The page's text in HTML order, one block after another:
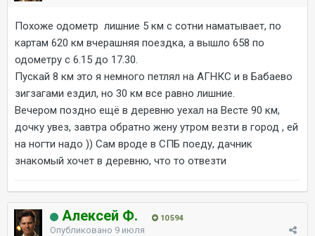
Похоже одометр лишние 5 км с сотни наматывает, по
картам 620 км вчерашняя поездка, а вышло 658 по
одометру с 6.15 до 17.30.
Пускай 8 км это я немного петлял на АГНКС и в Бабаево
зигзагами ездил, но 30 км все равно лишние.
Вечером поздно ещё в деревню уехал на Весте 90 км,
дочку увез, завтра обратно жену утром везти в город , ей
на ногти надо )) Сам вроде в СПБ поеду, дачник
знакомый хочет в деревню, что то отвезти
Алексей Ф. 10 594
Опубликовано 9 июля